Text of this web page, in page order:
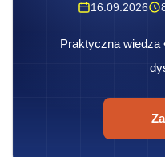
16.09.2026
Praktyczna wiedza